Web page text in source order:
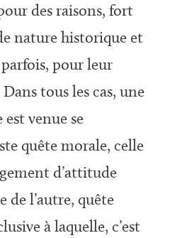
des raisons, fort
nature historique et
parfois, pour leur
tous les cas, une
venue se
quête morale, celle
d’attitude
de l’autre, quête
à laquelle, c’est